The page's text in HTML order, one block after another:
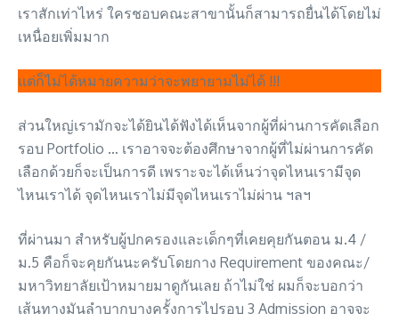
เราสักเท่าไหร่ ใครชอบคณะสาขานั้นก็สามารถยื่นได้โดยไม่
เหนื่อยเพิ่มมาก
แต่ก็ไม่ได้หมายความว่าจะพยายามไม่ได้ !!!
ส่วนใหญ่เรามักจะได้ยินได้ฟังได้เห็นจากผู้ที่ผ่านการคัดเลือก
รอบ Portfolio … เราอาจจะต้องศึกษาจากผู้ที่ไม่ผ่านการคัด
เลือกด้วยก็จะเป็นการดี เพราะจะได้เห็นว่าจุดไหนเรามีจุด
ไหนเราได้ จุดไหนเราไม่มีจุดไหนเราไม่ผ่าน ฯลฯ
ที่ผ่านมา สำหรับผู้ปกครองและเด็กๆที่เคยคุยกันตอน ม.4 /
ม.5 คือก็จะคุยกันนะครับโดยกาง Requirement ของคณะ/
มหาวิทยาลัยเป้าหมายมาดูกันเลย ถ้าไม่ใช่ ผมก็จะบอกว่า
เส้นทางมันลำบากบางครั้งการไปรอบ 3 Admission อาจจะ